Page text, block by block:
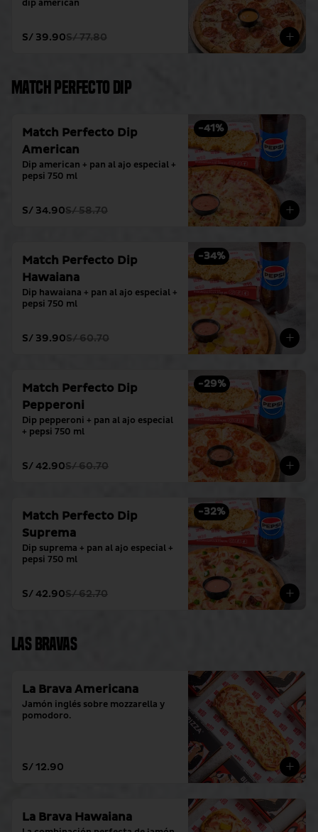
dip american
S/ 39.90S/ 77.80
Match Perfecto Dip
-41%
Match Perfecto Dip
American
Dip american + pan al ajo especial +
pepsi 750 ml
S/ 34.90S/ 58.70
-34%
Match Perfecto Dip
Hawaiana
Dip hawaiana + pan al ajo especial +
pepsi 750 ml
S/ 39.90S/ 60.70
-29%
Match Perfecto Dip
Pepperoni
Dip pepperoni + pan al ajo especial
+ pepsi 750 ml
S/ 42.90S/ 60.70
-32%
Match Perfecto Dip
Suprema
Dip suprema + pan al ajo especial +
pepsi 750 ml
S/ 42.90S/ 62.70
Las Bravas
La Brava Americana
Jamón inglés sobre mozzarella y
pomodoro.
S/ 12.90
La Brava Hawaiana